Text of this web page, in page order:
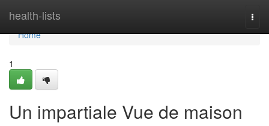
health-lists
Home
Home
1
Un impartiale Vue de maison